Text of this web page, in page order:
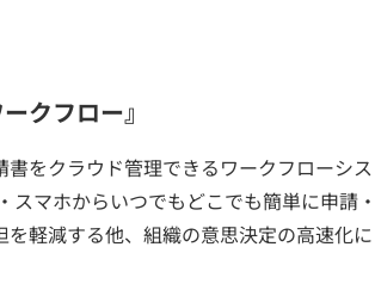
クフロー』
書をクラウド管理できるワークフローシス
マホからいつでもどこでも簡単に申請・
軽減する他、組織の意思決定の高速化に